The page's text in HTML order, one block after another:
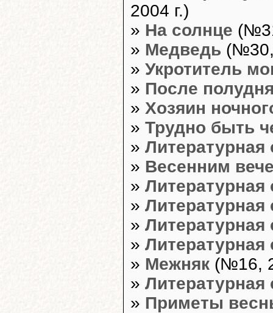
2004 г.)
» На солнце
» Медведь (№30,
» Укротитель
» После
» Хозяин
» Трудно быть
» Литературная
» Весенним
» Литературная
» Литературная
» Литературная
» Литературная
» Межняк (№16,
» Литературная
» Приметы